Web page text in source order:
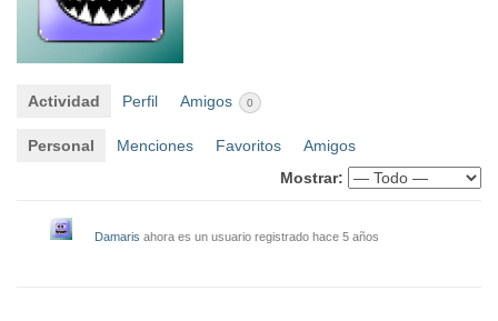
Actividad Perfil Amigos 0
Personal Menciones Favoritos
Amigos
Mostrar:
Damaris ahora es un usuario registrado hace 5 años